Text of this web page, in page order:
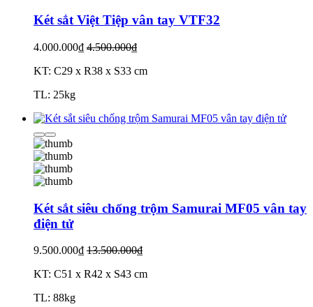
Két sắt Việt Tiệp vân tay VTF32
4.000.000₫ 4.500.000₫
KT: C29 x R38 x S33 cm
TL: 25kg
Két sắt siêu chống trộm Samurai MF05 vân tay
điện tử
9.500.000₫ 13.500.000₫
KT: C51 x R42 x S43 cm
TL: 88kg